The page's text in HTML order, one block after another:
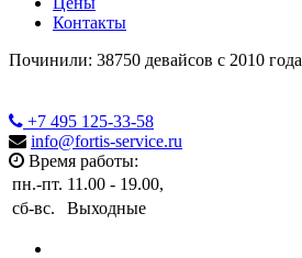
Контакты
Починили: 38750 девайсов с 2010 года
+7 495 125-33-58
info@fortis-service.ru
Время работы:
пн.-пт. 11.00 - 19.00,
сб-вс.
Выходные